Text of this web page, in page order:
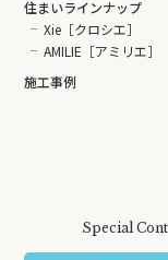
住まいラインナップ
Xie［クロシエ］
AMILIE［アミリエ］
施工事例
Special